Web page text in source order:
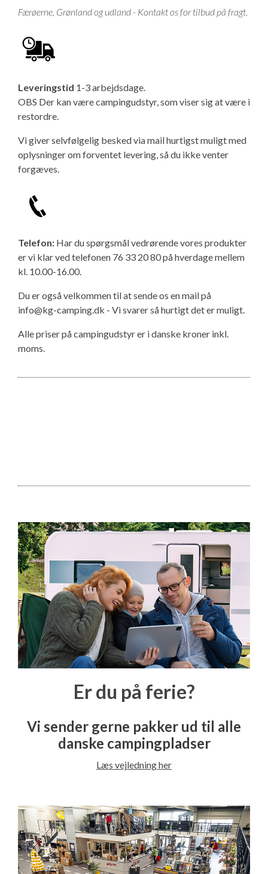
Færøerne, Grønland og udland - Kontakt os for tilbud på fragt.
Leveringstid 1-3 arbejdsdage.
OBS Der kan være campingudstyr, som viser sig at være i
restordre.
Vi giver selvfølgelig besked via mail hurtigst muligt med
oplysninger om forventet levering, så du ikke venter
forgæves.
Telefon: Har du spørgsmål vedrørende vores produkter
er vi klar ved telefonen 76 33 20 80 på hverdage mellem
kl. 10.00-16.00.
Du er også velkommen til at sende os en mail på
info@kg-camping.dk - Vi svarer så hurtigt det er muligt.
Alle priser på campingudstyr er i danske kroner inkl.
moms.
Er du på ferie?
Vi sender gerne pakker ud til alle
danske campingpladser
Læs vejledning her